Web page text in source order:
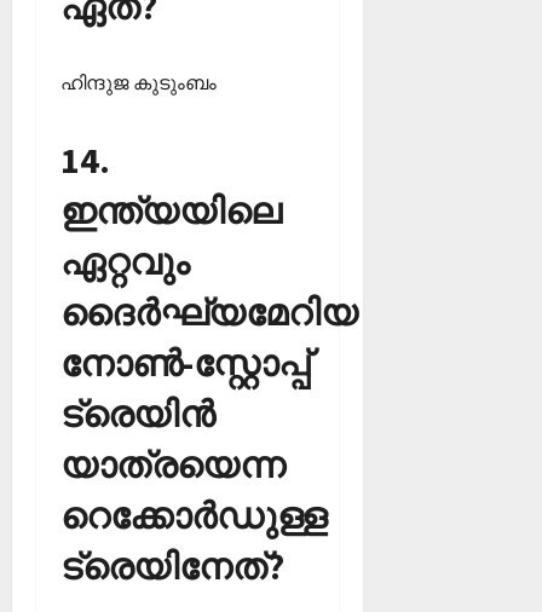
ഹിന്ദുജ കുടുംബം
14.
ഇന്ത്യയിലെ
ഏറ്റവും
ദൈര്‍ഘ്യമേറിയ
നോണ്‍-സ്റ്റോപ്പ്
ട്രെയിന്‍
യാത്രയെന്ന
റെക്കോര്‍ഡുള്ള
ട്രെയിനേത്?